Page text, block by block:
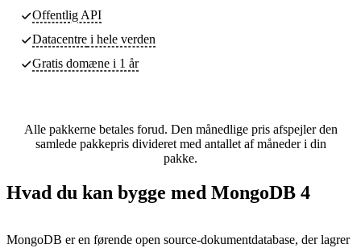
Offentlig API
Datacentre i hele verden
Gratis domæne i 1 år
Alle pakkerne betales forud. Den månedlige pris afspejler den
samlede pakkepris divideret med antallet af måneder i din
pakke.
Hvad du kan bygge med MongoDB 4
MongoDB er en førende open source-dokumentdatabase, der lagrer